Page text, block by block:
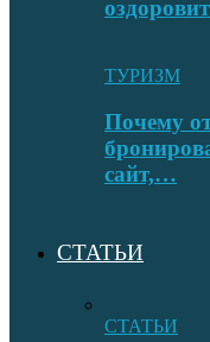
ТУРИЗМ
Почему
сайт,…
СТАТЬИ
СТАТЬИ